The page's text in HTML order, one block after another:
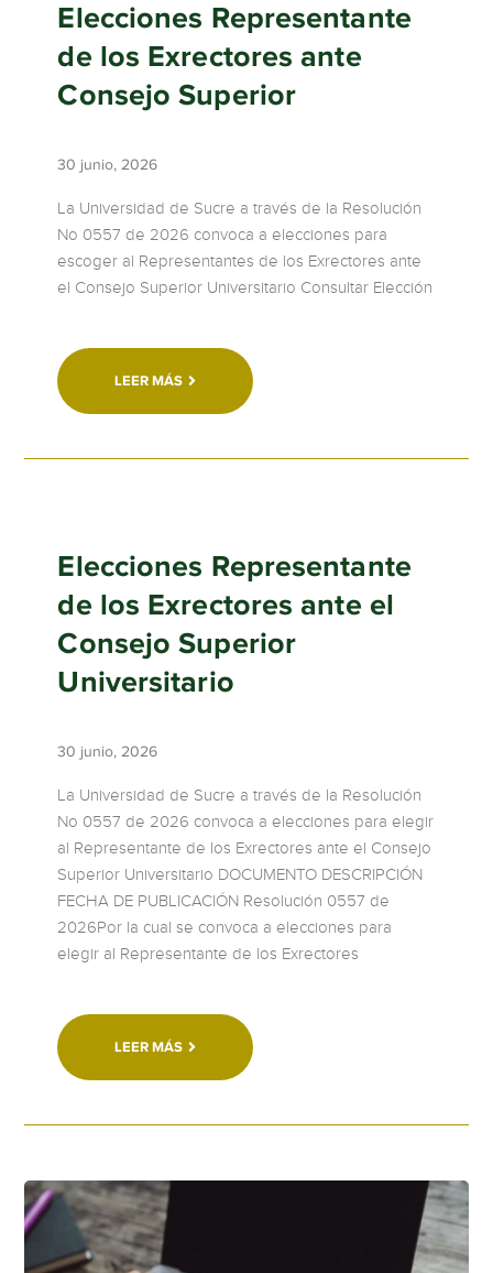
Elecciones Representante
de los Exrectores ante
Consejo Superior
30 junio, 2026
La Universidad de Sucre a través de la Resolución
No 0557 de 2026 convoca a elecciones para
escoger al Representantes de los Exrectores ante
el Consejo Superior Universitario Consultar Elección
LEER MÁS
Elecciones Representante
de los Exrectores ante el
Consejo Superior
Universitario
30 junio, 2026
La Universidad de Sucre a través de la Resolución
No 0557 de 2026 convoca a elecciones para elegir
al Representante de los Exrectores ante el Consejo
Superior Universitario DOCUMENTO DESCRIPCIÓN
FECHA DE PUBLICACIÓN Resolución 0557 de
2026Por la cual se convoca a elecciones para
elegir al Representante de los Exrectores
LEER MÁS